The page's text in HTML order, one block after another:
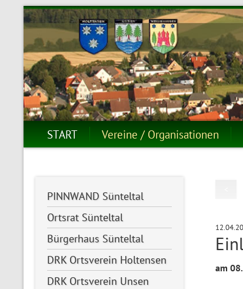
START Vereine / Organisationen
PINNWAND Sünteltal
Ortsrat Sünteltal
Bürgerhaus Sünteltal
DRK Ortsverein Holtensen
DRK Ortsverein Unsen
am